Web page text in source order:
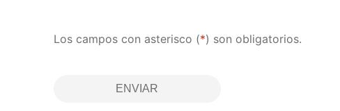
Los campos con asterisco (*) son obligatorios.
ENVIAR